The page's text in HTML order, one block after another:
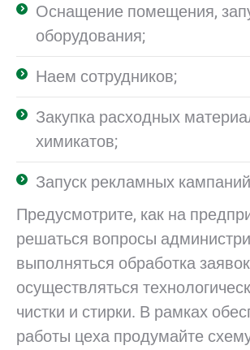
Оснащение помещения,
оборудования;
Наем сотрудников;
Закупка расходных
химикатов;
Запуск рекламных
Предусмотрите, как на
решаться вопросы
выполняться обработка
осуществляться
чистки и стирки. В рамках
работы цеха продумайте